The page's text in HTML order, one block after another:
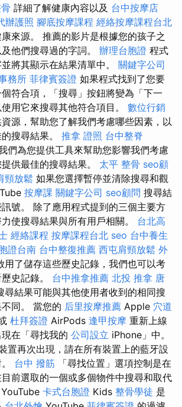
詳細了解健康內容以及 台中按摩店
辦護照 腳底按摩課程 經絡按摩課程台北
來源。 推薦的影片是根據您的孩子之
他們搜尋過的字詞。 辦理台胞證 程式
將其顯示在結果清單中。 關鍵字公司
務所 菲律賓簽證 如果程式找到了您要
符合項，「搜尋」按鈕將變為「下一
用它來搜尋其他符合項目。 數位行銷
源，幫助您了解我們考慮哪些因素，以
搜尋結果。 推拿 證照 台中整脊
們為您提供工具來幫助您影響我們考慮
供最佳的搜尋結果。 太平 整骨 seo顧
頸放鬆 如果您選擇暫停並清除搜尋和觀
按摩課 關鍵字公司 seo顧問 搜尋結
號。 除了應用程式提到的三個主要方
使搜尋結果與所有用戶相關。 台北高
經絡課程 按摩課程台北 seo 台中養生
證台南 台中整復推薦 西屯肩頸放鬆 外
用了儲存這些歷史記錄，我們也可以考
史記錄。 台中推拿推薦 北投 推拿 唐
尋結果可能與其他使用者收到的相同搜
同。 當您的 后里按摩推薦 Apple 穴道
杜拜簽證 AirPods 逢甲按摩 重新上線
在「尋找我的 公司設立 iPhone」中。
置再次出現，請在所有裝置上的藍牙設
台中 撥筋 「尋找位置」選項控制是在
前選取的一個或多個物件中搜尋和取代
YouTube 卡式台胞證 Kids 整骨學徒 是